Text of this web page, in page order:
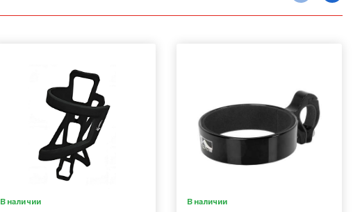
В наличии В наличии